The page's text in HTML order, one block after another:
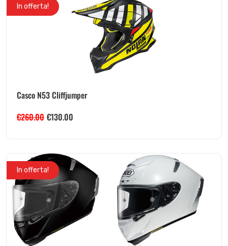
In offerta!
Casco N53 Cliffjumper
€260.00 €130.00
In offerta!